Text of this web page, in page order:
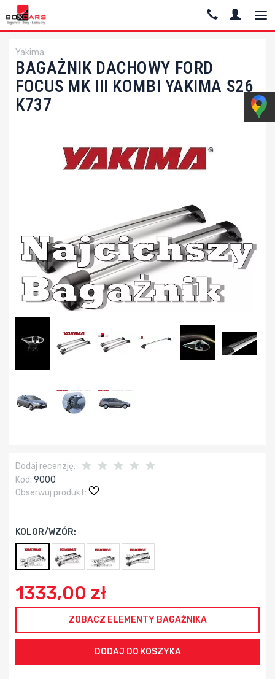
Yakima
BAGAŻNIK DACHOWY FORD
FOCUS MK III KOMBI YAKIMA S26
K737
Dodaj recenzję:
Kod: 9000
Obserwuj produkt:
KOLOR/WZÓR:
1333,00 zł
ZOBACZ ELEMENTY BAGAŻNIKA